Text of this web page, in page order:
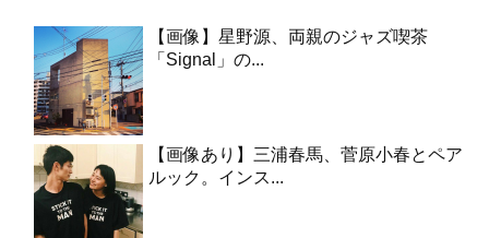
【画像】星野源、両親のジャズ喫茶
「Signal」の...
【画像あり】三浦春馬、菅原小春とペア
ルック。インス...